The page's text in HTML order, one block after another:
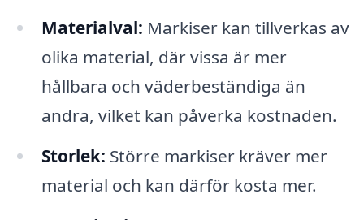
Materialval: Markiser kan tillverkas av
olika material, där vissa är mer
hållbara och väderbeständiga än
andra, vilket kan påverka kostnaden.
Storlek: Större markiser kräver mer
material och kan därför kosta mer.